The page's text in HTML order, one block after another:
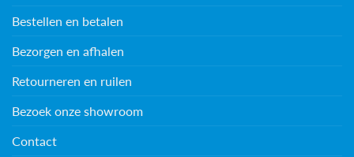
Bestellen en betalen
Bezorgen en afhalen
Retourneren en ruilen
Bezoek onze showroom
Contact